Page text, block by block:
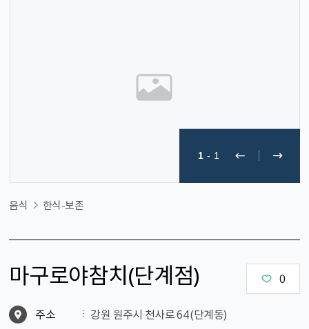
1 - 1
음식 한식-보존
마구로야참치（단계점） 0
주소
강원 원주시 천사로 64 (단계동)